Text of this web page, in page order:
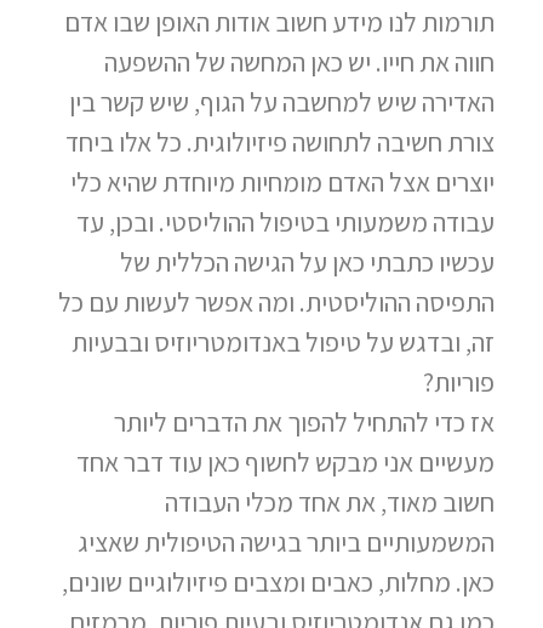
תורמות לנו מידע חשוב אודות האופן שבו אדם
חווה את חייו. יש כאן המחשה של ההשפעה
האדירה שיש למחשבה על הגוף, שיש קשר בין
צורת חשיבה לתחושה פיזיולוגית. כל אלו ביחד
יוצרים אצל האדם מומחיות מיוחדת שהיא כלי
עבודה משמעותי בטיפול ההוליסטי. ובכן, עד
עכשיו כתבתי כאן על הגישה הכללית של
התפיסה ההוליסטית. ומה אפשר לעשות עם כל
זה, ובדגש על טיפול באנדומטריוזיס ובבעיות
פוריות?
אז כדי להתחיל להפוך את הדברים ליותר
מעשיים אני מבקש לחשוף כאן עוד דבר אחד
חשוב מאוד, את אחד מכלי העבודה
המשמעותיים ביותר בגישה הטיפולית שאציג
כאן. מחלות, כאבים ומצבים פיזיולוגיים שונים,